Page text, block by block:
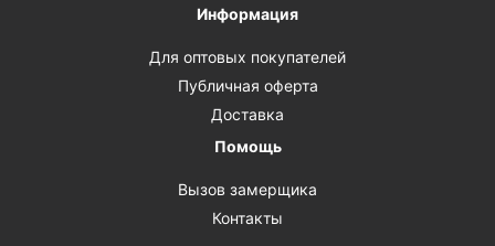
Информация
Для оптовых покупателей
Публичная оферта
Доставка
Помощь
Вызов замерщика
Контакты